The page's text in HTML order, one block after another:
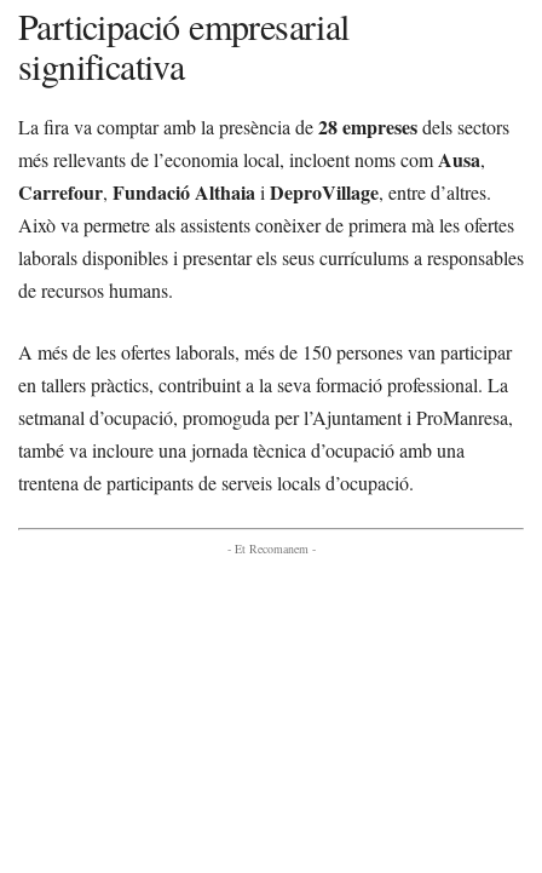
Participació empresarial
significativa
La fira va comptar amb la presència de28 empresesdels sectors
més rellevants de l’economia local, incloent noms comAusa,
Carrefour, Fundació Althaiai DeproVillage, entre d’altres.
Això va permetre als assistents conèixer de primera mà les ofertes
laborals disponibles i presentar els seus currículums a responsables
de recursos humans.
A més de les ofertes laborals, més de 150 persones van participar
en tallers pràctics, contribuint a la seva formació professional. La
setmanal d’ocupació, promoguda per l’Ajuntament i ProManresa,
també va incloure una jornada tècnica d’ocupació amb una
trentena de participants de serveis locals d’ocupació.
- Et Recomanem -